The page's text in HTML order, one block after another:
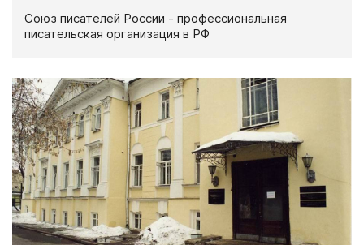
Союз писателей России - профессиональная
писательская организация в РФ